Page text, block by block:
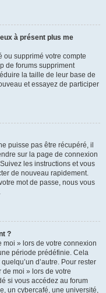
à présent plus me
ou supprimé votre compte
de forums suppriment
la taille de leur base de
et essayez de participer
puisse pas être récupéré, il
sur la page de connexion
les instructions et vous
de nouveau rapidement.
mot de passe, nous vous
?
moi » lors de votre connexion
période prédéfinie. Cela
d’autre. Pour rester
moi » lors de votre
si vous accédez au forum
un cybercafé, une université,